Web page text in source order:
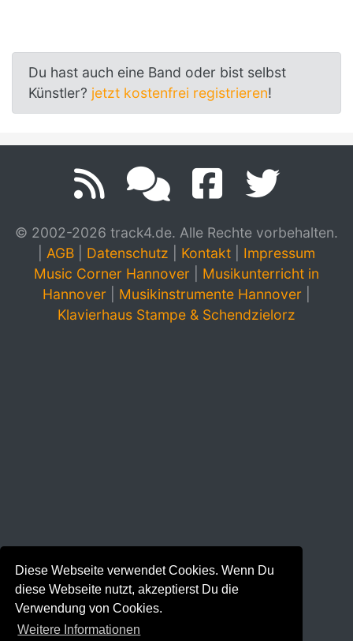
Diese Webseite verwendet Cookies. Wenn Du
diese Webseite nutzt, akzeptierst Du die
Verwendung von Cookies.
Weitere Informationen
Du hast auch eine Band oder bist selbst
Künstler? jetzt kostenfrei registrieren!
© 2002-2026 track4.de. Alle Rechte vorbehalten.
AGB Datenschutz Kontakt
Impressum
Music Corner Hannover
Musikunterricht in
Hannover
Musikinstrumente Hannover
Klavierhaus Stampe & Schendzielorz